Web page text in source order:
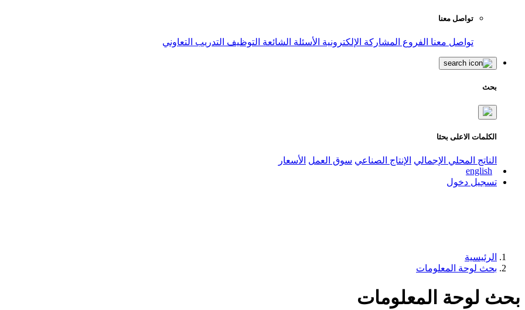
تواصل معنا
تواصل معنا الفروع المشاركة الإلكترونية الأسئلة الشائعة التوظيف التدريب التعاوني
بحث
الكلمات الاعلى بحثا
الناتج المحلي الإجمالي الإنتاج الصناعي سوق العمل الأسعار
english
تسجيل دخول
الرئيسية
بحث لوحة المعلومات
بحث لوحة المعلومات